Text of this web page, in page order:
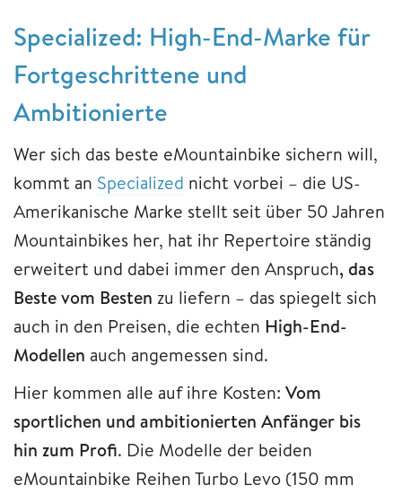
Specialized: High-End-Marke für
Fortgeschrittene und
Ambitionierte
Wer sich das beste eMountainbike sichern will,
kommt an Specialized nicht vorbei – die US-
Amerikanische Marke stellt seit über 50 Jahren
Mountainbikes her, hat ihr Repertoire ständig
erweitert und dabei immer den Anspruch, das
Beste vom Besten zu liefern – das spiegelt sich
auch in den Preisen, die echten High-End-
Modellen auch angemessen sind.
Hier kommen alle auf ihre Kosten: Vom
sportlichen und ambitionierten Anfänger bis
hin zum Profi. Die Modelle der beiden
eMountainbike Reihen Turbo Levo (150 mm